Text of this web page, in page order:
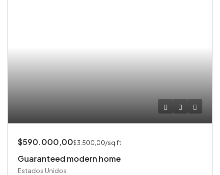
$590.000,00$3.500,00/sq ft
Guaranteed modern home
Estados Unidos